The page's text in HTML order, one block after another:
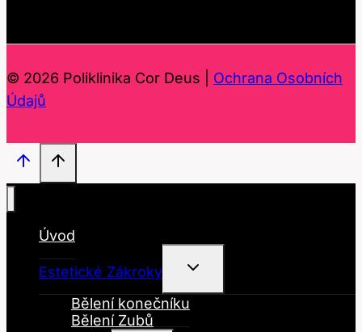
© 2026 Poliklinika Cor Deus | Ochrana Osobních
Údajů
Úvod
Estetické Zákroky
Toggle
Menu
Bělení konečníku
Bělení Zubů